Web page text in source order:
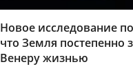
Новое исследование
что Земля постепенно
Венеру жизнью